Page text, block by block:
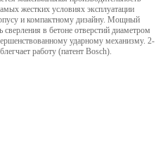
жестких условиях эксплуатации
и компактному дизайну. Мощный
в бетоне отверстий диаметром
ударному механизму. 2-
работу (патент Bosch).